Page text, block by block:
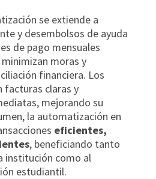
se extiende a
y desembolsos de ayuda
de pago mensuales
moras y
financiera. Los
facturas claras y
mejorando su
la automatización en
eficientes,
, beneficiando tanto
institución como al
estudiantil.